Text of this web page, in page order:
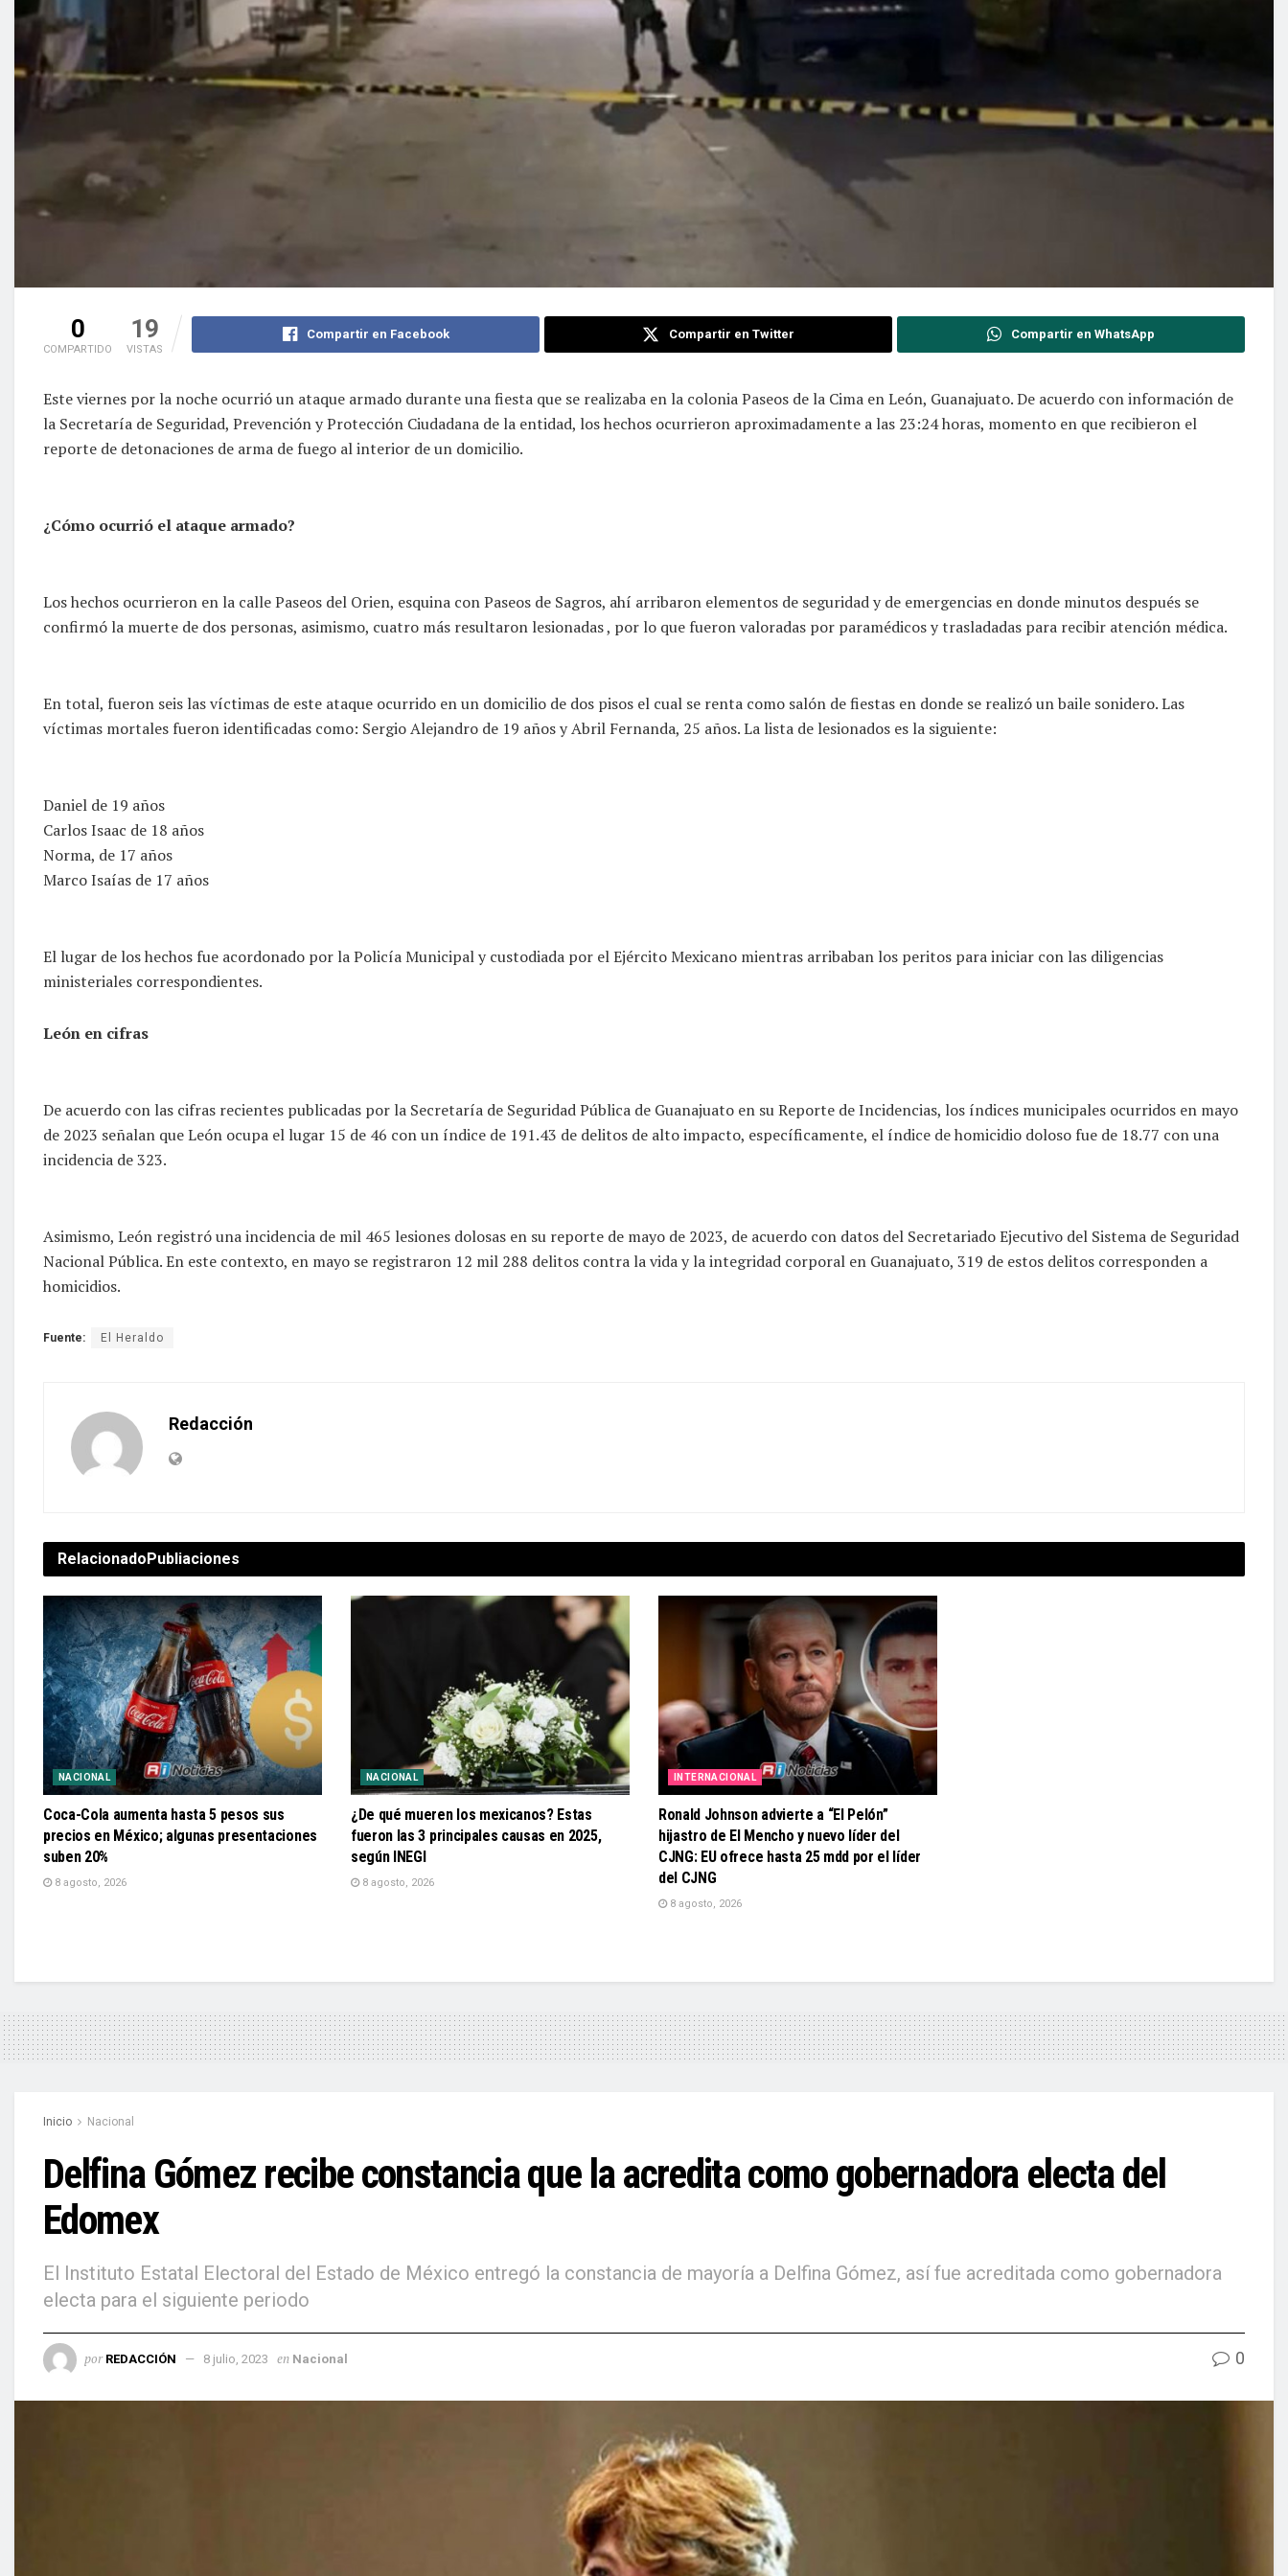
0
COMPARTIDO
19
VISTAS
Compartir en Facebook Compartir en Twitter Compartir en WhatsApp
Este viernes por la noche ocurrió un ataque armado durante una fiesta que se realizaba en la colonia Paseos de la Cima en León, Guanajuato. De acuerdo con información de
la Secretaría de Seguridad, Prevención y Protección Ciudadana de la entidad, los hechos ocurrieron aproximadamente a las 23:24 horas, momento en que recibieron el
reporte de detonaciones de arma de fuego al interior de un domicilio.
¿Cómo ocurrió el ataque armado?
Los hechos ocurrieron en la calle Paseos del Orien, esquina con Paseos de Sagros, ahí arribaron elementos de seguridad y de emergencias en donde minutos después se
confirmó la muerte de dos personas, asimismo, cuatro más resultaron lesionadas , por lo que fueron valoradas por paramédicos y trasladadas para recibir atención médica.
En total, fueron seis las víctimas de este ataque ocurrido en un domicilio de dos pisos el cual se renta como salón de fiestas en donde se realizó un baile sonidero. Las
víctimas mortales fueron identificadas como: Sergio Alejandro de 19 años y Abril Fernanda, 25 años. La lista de lesionados es la siguiente:
Daniel de 19 años
Carlos Isaac de 18 años
Norma, de 17 años
Marco Isaías de 17 años
El lugar de los hechos fue acordonado por la Policía Municipal y custodiada por el Ejército Mexicano mientras arribaban los peritos para iniciar con las diligencias
ministeriales correspondientes.
León en cifras
De acuerdo con las cifras recientes publicadas por la Secretaría de Seguridad Pública de Guanajuato en su Reporte de Incidencias, los índices municipales ocurridos en mayo
de 2023 señalan que León ocupa el lugar 15 de 46 con un índice de 191.43 de delitos de alto impacto, específicamente, el índice de homicidio doloso fue de 18.77 con una
incidencia de 323.
Asimismo, León registró una incidencia de mil 465 lesiones dolosas en su reporte de mayo de 2023, de acuerdo con datos del Secretariado Ejecutivo del Sistema de Seguridad
Nacional Pública. En este contexto, en mayo se registraron 12 mil 288 delitos contra la vida y la integridad corporal en Guanajuato, 319 de estos delitos corresponden a
homicidios.
Fuente: El Heraldo
Redacción
RelacionadoPubliaciones
NACIONAL
Coca-Cola aumenta hasta 5 pesos sus
precios en México; algunas presentaciones
suben 20%
8 agosto, 2026
NACIONAL
¿De qué mueren los mexicanos? Estas
fueron las 3 principales causas en 2025,
según INEGI
8 agosto, 2026
INTERNACIONAL
Ronald Johnson advierte a “El Pelón”
hijastro de El Mencho y nuevo líder del
CJNG: EU ofrece hasta 25 mdd por el líder
del CJNG
8 agosto, 2026
Inicio Nacional
Delfina Gómez recibe constancia que la acredita como gobernadora electa del
Edomex
El Instituto Estatal Electoral del Estado de México entregó la constancia de mayoría a Delfina Gómez, así fue acreditada como gobernadora
electa para el siguiente periodo
por REDACCIÓN 8 julio, 2023 en Nacional 0